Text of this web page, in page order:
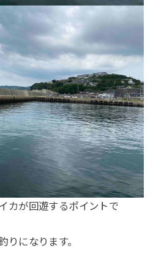
カが回遊するポイントで
りになります。